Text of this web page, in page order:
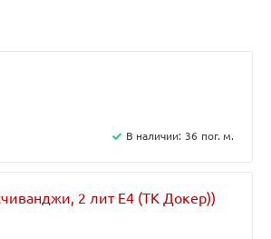
В наличии: 36 пог. м.
2 лит Е4 (ТК Докер​))